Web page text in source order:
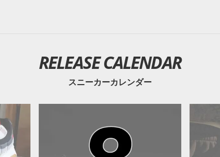
RELEASE CALENDAR
スニーカーカレンダー